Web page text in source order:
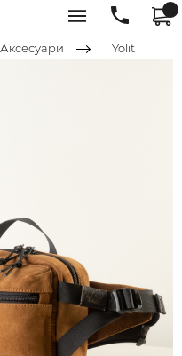
Аксесуари Yolit